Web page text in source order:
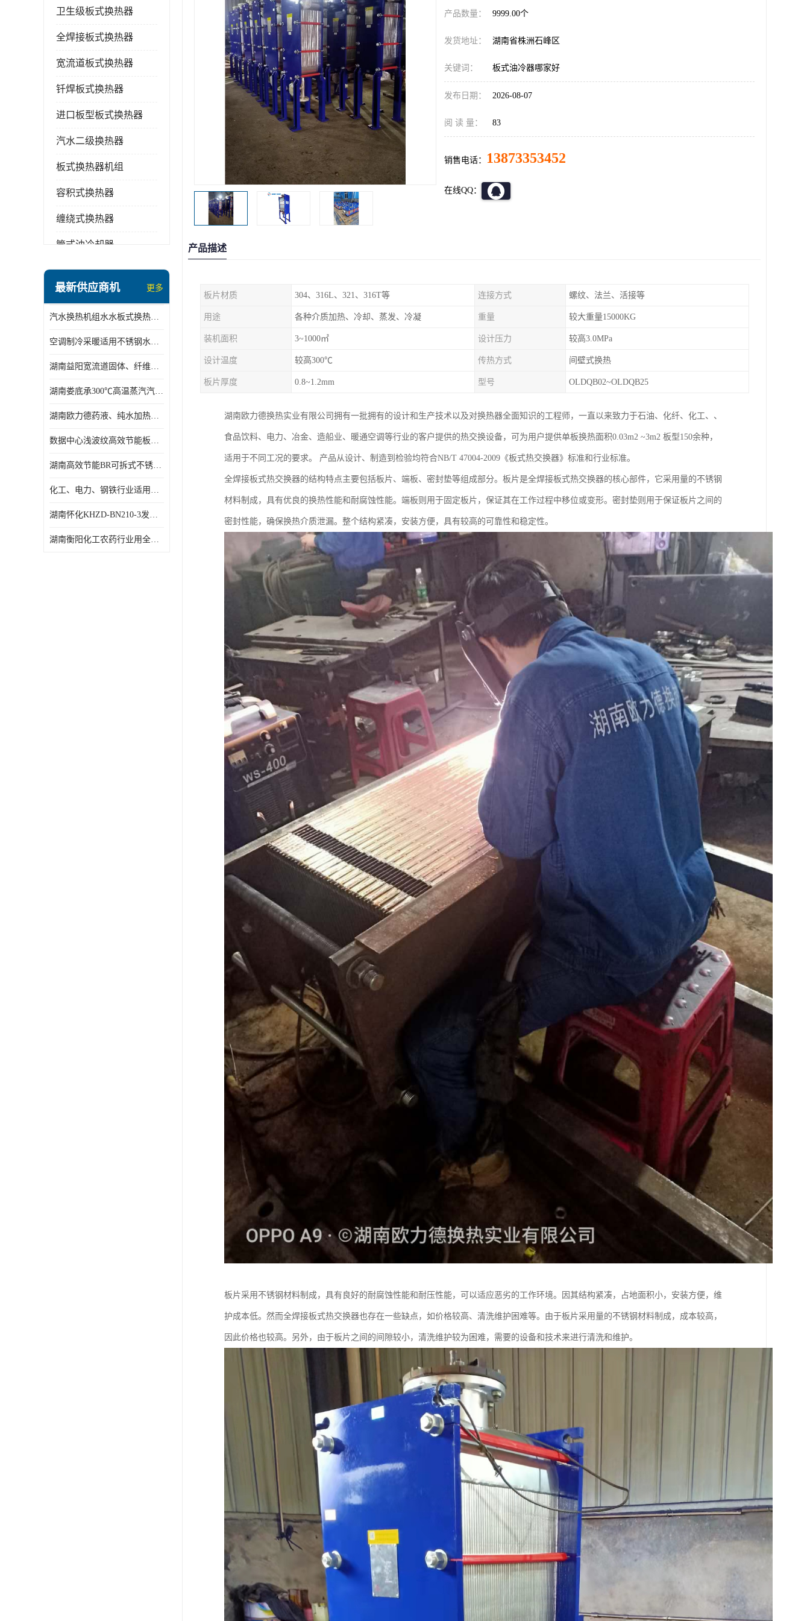
卫生级板式换热器
全焊接板式换热器
宽流道板式换热器
钎焊板式换热器
进口板型板式换热器
汽水二级换热器
板式换热器机组
容积式换热器
缠绕式换热器
管式油冷却器
盘管换热
变频供水机组
汽水混合加热器
水处理设备
最新供应商机 更多
汽水换热机组水水板式换热机组板式热交换机组厂家专业定制
空调制冷采暖适用不锈钢水水汽水板式换热器
湖南益阳宽流道固体、纤维、浆状物质加热冷却冷凝蒸发板式换热器
湖南娄底承300℃高温蒸汽汽水二级换热器
湖南欧力德药液、纯水加热、冷却、蒸发及杀菌用卫生级板式换热器
数据中心浅波纹高效节能板式换热器
湖南高效节能BR可拆式不锈钢板式换热器厂家定制
化工、电力、钢铁行业适用冷却冷凝蒸发加热不锈钢可拆式板式换热器
湖南怀化KHZD-BN210-3发动机柴油冷却钎焊机板式热交换器
湖南衡阳化工农药行业用全焊接板式冷凝器专业定制
产品数量： 9999.00个
发货地址： 湖南省株洲石峰区
关键词： 板式油冷器哪家好
发布日期： 2026-08-07
阅 读 量： 83
销售电话： 13873353452
在线QQ：
产品描述
板片材质 304、316L、321、316T等 连接方式 螺纹、法兰、活接等
用途 各种介质加热、冷却、蒸发、冷凝 重量 较大重量15000KG
装机面积 3~1000㎡ 设计压力 较高3.0MPa
设计温度 较高300℃ 传热方式 间壁式换热
板片厚度 0.8~1.2mm 型号 OLDQB02~OLDQB25
湖南欧力德换热实业有限公司拥有一批拥有的设计和生产技术以及对换热器全面知识的工程师，一直以来致力于石油、化纤、化工、、
食品饮料、电力、冶金、造船业、暖通空调等行业的客户提供的热交换设备，可为用户提供单板换热面积0.03m2 ~3m2 板型150余种，
适用于不同工况的要求。 产品从设计、制造到检验均符合NB/T 47004-2009《板式热交换器》标准和行业标准。
全焊接板式热交换器的结构特点主要包括板片、端板、密封垫等组成部分。板片是全焊接板式热交换器的核心部件，它采用量的不锈钢
材料制成，具有优良的换热性能和耐腐蚀性能。端板则用于固定板片，保证其在工作过程中移位或变形。密封垫则用于保证板片之间的
密封性能，确保换热介质泄漏。整个结构紧凑，安装方便，具有较高的可靠性和稳定性。
板片采用不锈钢材料制成，具有良好的耐腐蚀性能和耐压性能，可以适应恶劣的工作环境。因其结构紧凑，占地面积小，安装方便，维
护成本低。然而全焊接板式热交换器也存在一些缺点，如价格较高、清洗维护困难等。由于板片采用量的不锈钢材料制成，成本较高，
因此价格也较高。另外，由于板片之间的间隙较小，清洗维护较为困难，需要的设备和技术来进行清洗和维护。